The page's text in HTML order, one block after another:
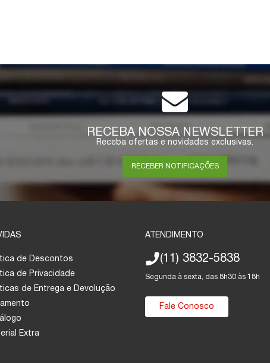
RECEBA NOSSA NEWSLETTER
Receba ofertas e novidades exclusivas.
RECEBER NOTIFICAÇÕES
de Descontos
de Privacidade
de Entrega e Devolução
Extra
ATENDIMENTO
(11) 3832-5838
Segunda à sexta, das 8h30 às 18h
Fale Conosco